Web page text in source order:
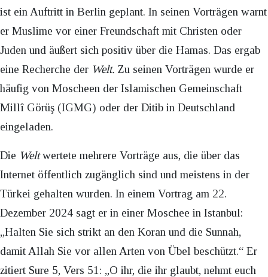
ist ein Auftritt in Berlin geplant. In seinen Vorträgen warnt
er Muslime vor einer Freundschaft mit Christen oder
Juden und äußert sich positiv über die Hamas. Das ergab
eine Recherche der Welt. Zu seinen Vorträgen wurde er
häufig von Moscheen der Islamischen Gemeinschaft
Millî Görüş (IGMG) oder der Ditib in Deutschland
eingeladen.
Die Weltwertete mehrere Vorträge aus, die über das
Internet öffentlich zugänglich sind und meistens in der
Türkei gehalten wurden. In einem Vortrag am 22.
Dezember 2024 sagt er in einer Moschee in Istanbul:
„Halten Sie sich strikt an den Koran und die Sunnah,
damit Allah Sie vor allen Arten von Übel beschützt.“ Er
zitiert Sure 5, Vers 51: „O ihr, die ihr glaubt, nehmt euch